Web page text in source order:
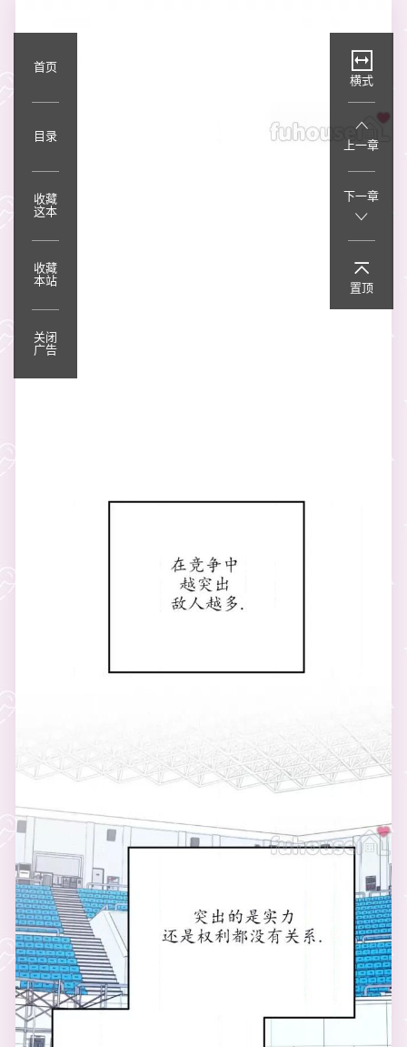
首页
目录
收藏
这本
收藏
本站
关闭
广告
横式
上一章
下一章
置顶